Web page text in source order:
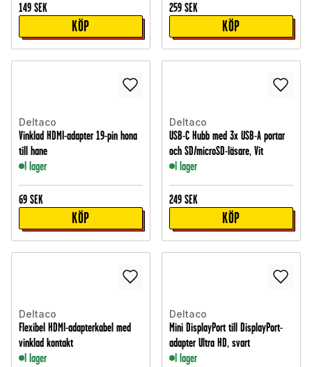
149 SEK
KÖP
259 SEK
KÖP
Deltaco
Vinklad HDMI-adapter 19-pin hona
till hane
I lager
69 SEK
KÖP
Deltaco
USB-C Hubb med 3x USB-A portar
och SD/microSD-läsare, Vit
I lager
249 SEK
KÖP
Deltaco
Flexibel HDMI-adapterkabel med
vinklad kontakt
I lager
Deltaco
Mini DisplayPort till DisplayPort-
adapter Ultra HD, svart
I lager